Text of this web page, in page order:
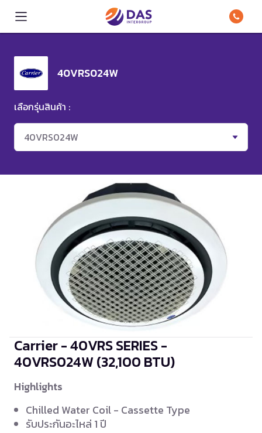
40VRS024W
เลือกรุ่นสินค้า :
40VRS024W
Carrier - 40VRS SERIES -
40VRS024W (32,100 BTU)
Highlights
Chilled Water Coil - Cassette Type
รับประกันอะไหล่ 1 ปี